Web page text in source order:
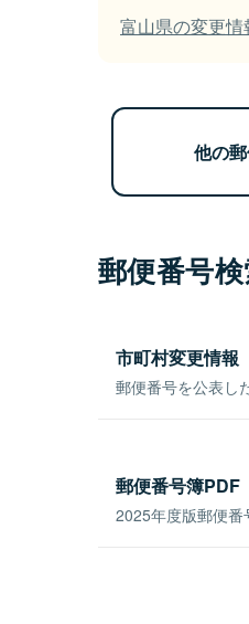
富山県の変更
他の
郵便番号
市町村変更情報
郵便番号を公表し
郵便番号簿PDF
2025年度版郵便番